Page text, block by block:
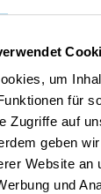
um
für
Zugriffe auf
geben
Website an
und